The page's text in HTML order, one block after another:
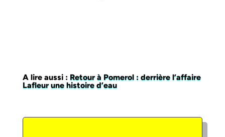
A lire aussi : Retour à Pomerol : derrière l’affaire
Lafleur une histoire d’eau